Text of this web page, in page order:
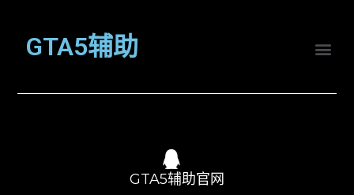
GTA5辅助
GTA5辅助官网